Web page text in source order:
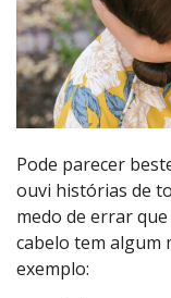
Pode parecer
ouvi histórias de
medo de errar
cabelo tem algum
exemplo: